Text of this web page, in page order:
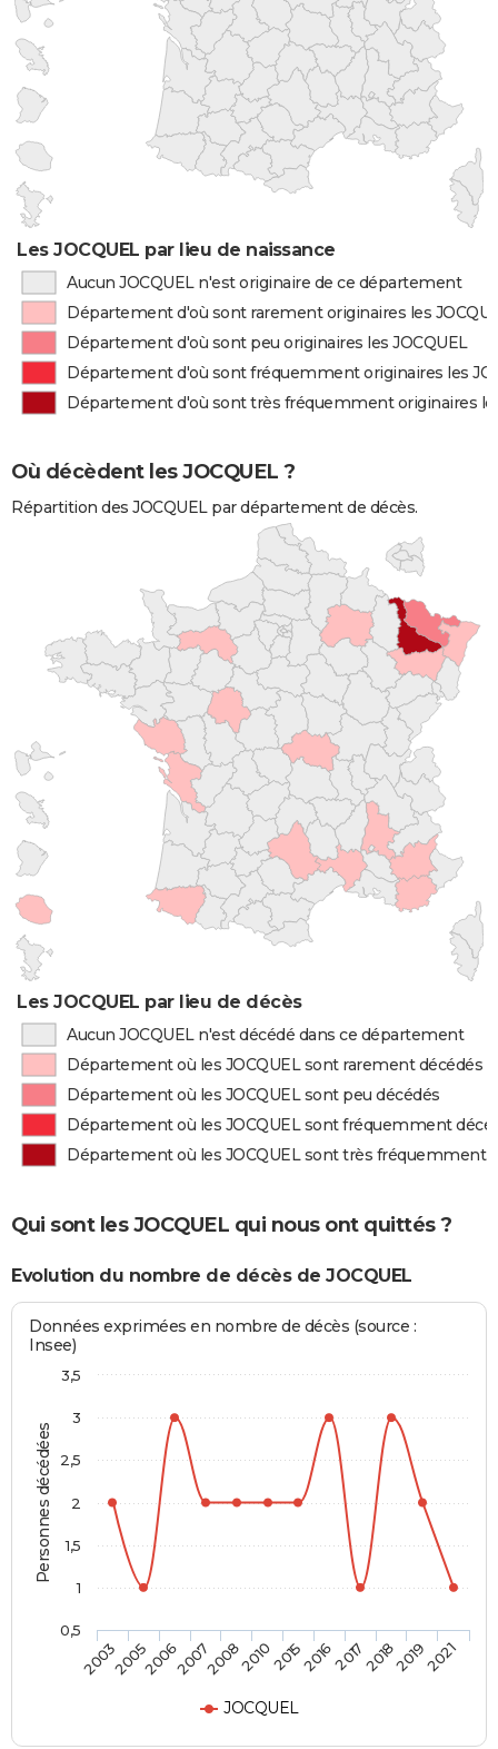
Les JOCQUEL par lieu de naissance
Aucun JOCQUEL n'est originaire de ce département
Département d'où sont rarement originaires les
Département d'où sont peu originaires les JOCQUEL
Département d'où sont fréquemment originaires les
Département d'où sont très fréquemment originaires
Où décèdent les JOCQUEL ?
Répartition des JOCQUEL par département de décès.
Les JOCQUEL par lieu de décès
Aucun JOCQUEL n'est décédé dans ce département
Département où les JOCQUEL sont rarement décédés
Département où les JOCQUEL sont peu décédés
Département où les JOCQUEL sont fréquemment
Département où les JOCQUEL sont très fréquemment
Qui sont les JOCQUEL qui nous ont quittés ?
Evolution du nombre de décès de JOCQUEL
Personnes décédées
Données exprimées en nombre de décès (source :
Insee)
JOCQUEL
200320052006200720082010201520162017201820192021
0,5
1
1,5
2
2,5
3
3,5